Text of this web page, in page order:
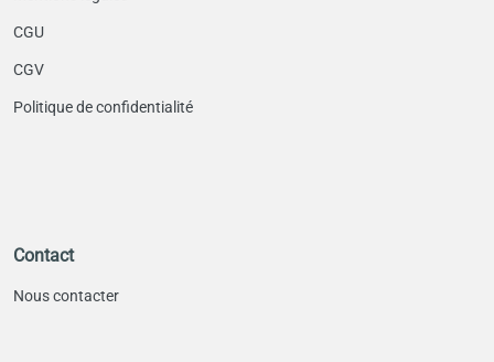
CGU
CGV
Politique de confidentialité
Contact
Nous contacter